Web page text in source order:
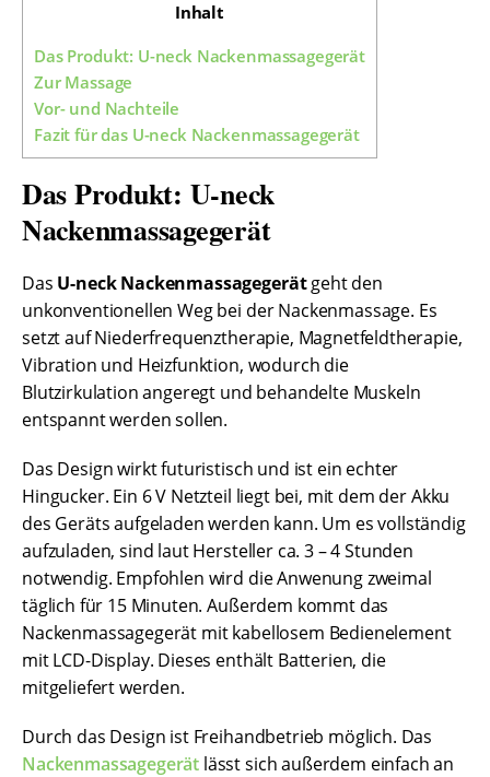
Inhalt
Das Produkt: U-neck Nackenmassagegerät
Zur Massage
Vor- und Nachteile
Fazit für das U-neck Nackenmassagegerät
Das Produkt: U-neck
Nackenmassagegerät
Das U-neck Nackenmassagegerätgeht den
unkonventionellen Weg bei der Nackenmassage. Es
setzt auf Niederfrequenztherapie, Magnetfeldtherapie,
Vibration und Heizfunktion, wodurch die
Blutzirkulation angeregt und behandelte Muskeln
entspannt werden sollen.
Das Design wirkt futuristisch und ist ein echter
Hingucker. Ein 6 V Netzteil liegt bei, mit dem der Akku
des Geräts aufgeladen werden kann. Um es vollständig
aufzuladen, sind laut Hersteller ca. 3 – 4 Stunden
notwendig. Empfohlen wird die Anwenung zweimal
täglich für 15 Minuten. Außerdem kommt das
Nackenmassagegerät mit kabellosem Bedienelement
mit LCD-Display. Dieses enthält Batterien, die
mitgeliefert werden.
Durch das Design ist Freihandbetrieb möglich. Das
Nackenmassagegerät lässt sich außerdem einfach an